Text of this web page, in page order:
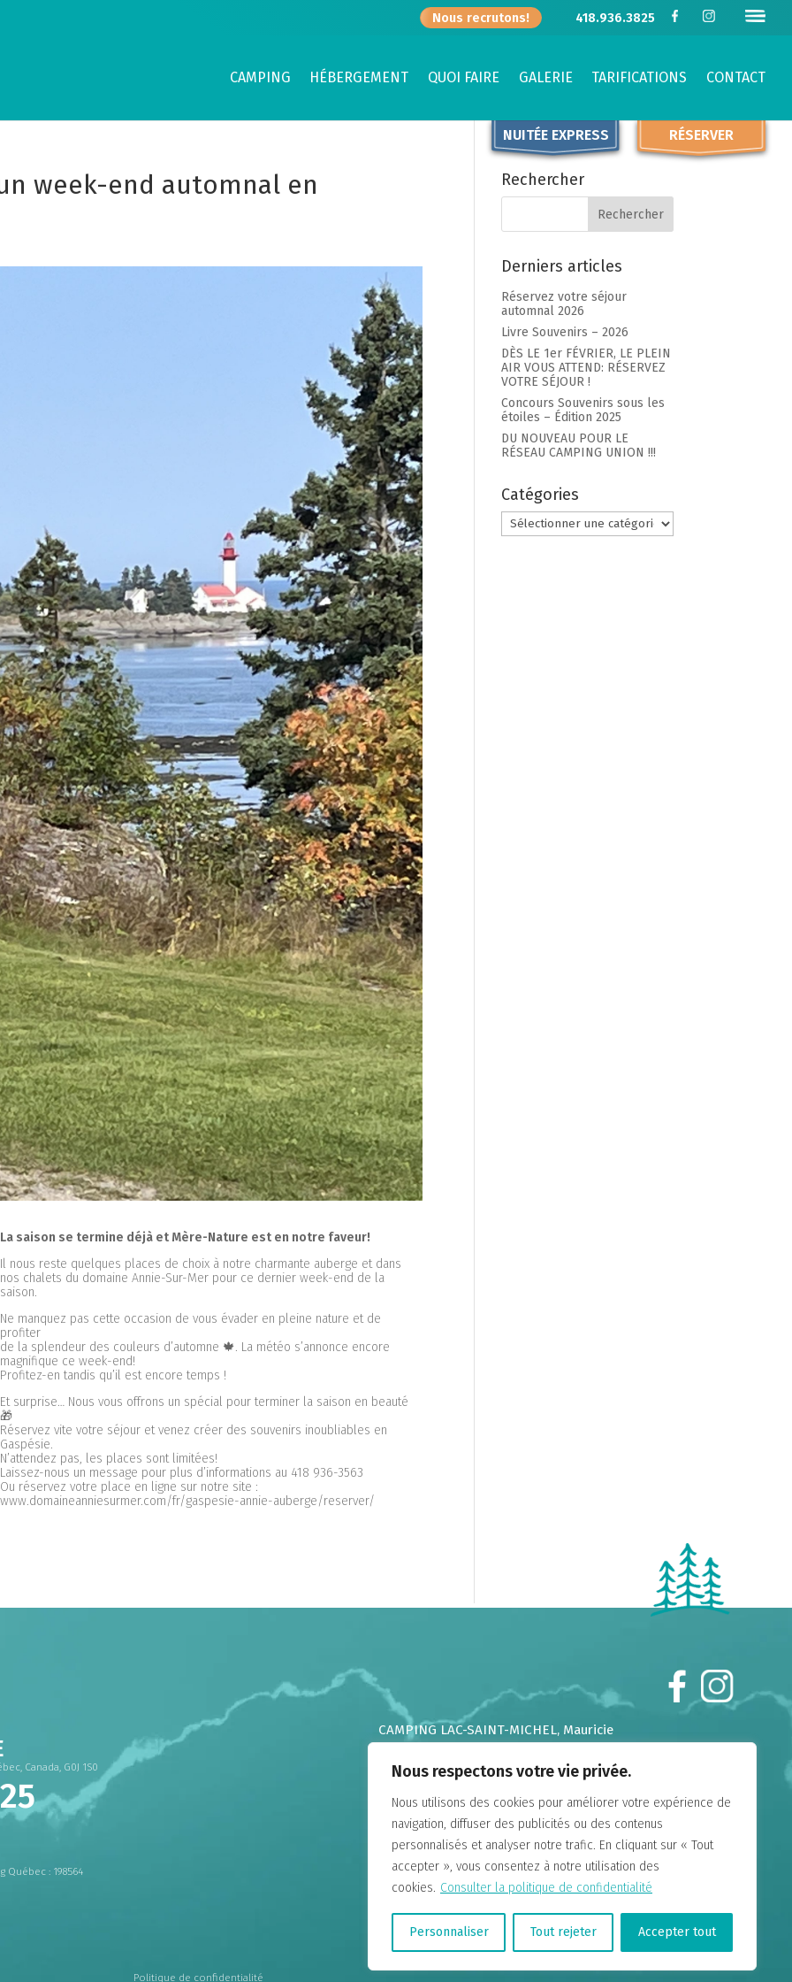
Nous respectons votre vie privée.
Nous utilisons des cookies pour améliorer votre expérience de
navigation, diffuser des publicités ou des contenus
personnalisés et analyser notre trafic. En cliquant sur « Tout
accepter », vous consentez à notre utilisation des
cookies. Consulter la politique de confidentialité
Personnaliser Tout rejeter Accepter tout
Nous recrutons! 418.936.3825
Hautes-
Laurentides
CAMPING LAC‑DU‑CERF
Outaouais
CAMPING UNION BASKATONG
/POURVOIRIE RAINVILLE
Chaudière
Appalaches
CAMPING HÉBERGEMENT QUOI FAIRE GALERIE TARIFICATIONS CONTACT
RÉSERVER
NUITÉE EXPRESS
week-end automnal en
La saison se termine déjà et Mère-Nature est en notre faveur!
Il nous reste quelques places de choix à notre charmante auberge et dans
nos chalets du domaine Annie-Sur-Mer pour ce dernier week-end de la
saison.
Ne manquez pas cette occasion de vous évader en pleine nature et de
profiter
de la splendeur des couleurs d’automne 🍁. La météo s’annonce encore
magnifique ce week-end!
Profitez-en tandis qu’il est encore temps !
Et surprise… Nous vous offrons un spécial pour terminer la saison en beauté
🎁
Réservez vite votre séjour et venez créer des souvenirs inoubliables en
Gaspésie.
N’attendez pas, les places sont limitées!
Laissez-nous un message pour plus d’informations au 418 936-3563
Ou réservez votre place en ligne sur notre site :
www.domaineanniesurmer.com/fr/gaspesie-annie-auberge/reserver/
Rechercher
Derniers articles
Réservez votre séjour
automnal 2026
Livre Souvenirs – 2026
DÈS LE 1er FÉVRIER, LE PLEIN
AIR VOUS ATTEND: RÉSERVEZ
VOTRE SÉJOUR !
Concours Souvenirs sous les
étoiles – Édition 2025
DU NOUVEAU POUR LE
RÉSEAU CAMPING UNION !!!
Catégories
Catégories
Canada, G0J 1S0
: 198564
CAMPING LAC-SAINT-MICHEL, Mauricie
CAMPING DE LA DEMI-LIEUE, Chaudière Appalaches
CAMPING DU GOUFFRE, Charlevoix
CAMPING FALAISE-SUR-MER, Charlevoix
CAMPING ANNIE, Gaspésie
DOMAINE ANNIE-SUR-MER , Gaspésie
CAMPING LAC-DU-CERF, Hautes-Laurentides
CAMPING PARC DE LA CHAUDIÈRE, Chaudière Appalaches
Politique de confidentialité